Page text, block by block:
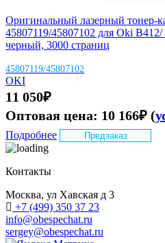
Оригинальный лазерный тонер-
45807119/45807102 для Oki
черный, 3000 страниц
45807119/45807102
OKI
11 050₽
Оптовая цена: 10 166₽ (
Подробнее Предзаказ
Контакты
Москва, ул Хавская д 3
+7 (499) 350 37 23
info@obespechat.ru
sergey@obespechat.ru